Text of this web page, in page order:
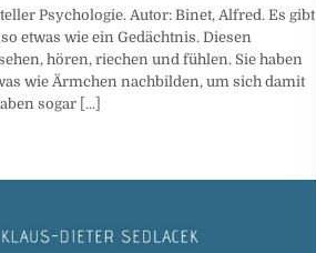
Psychologie. Autor: Binet, Alfred. Es gibt
etwas wie ein Gedächtnis. Diesen
hören, riechen und fühlen. Sie haben
wie Ärmchen nachbilden, um sich damit
sogar [...]